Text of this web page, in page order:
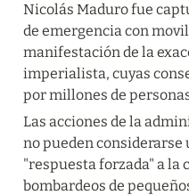
Nicolás Maduro fue
de emergencia con
manifestación de la
imperialista, cuyas
por millones de
Las acciones de la
no pueden
"respuesta forzada" a la
bombardeos de